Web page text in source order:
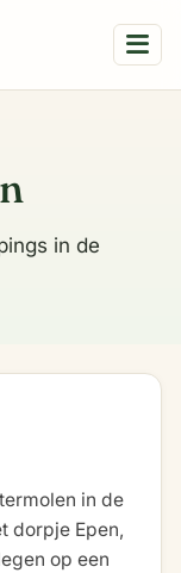
in de
in de
dorpje Epen,
op een